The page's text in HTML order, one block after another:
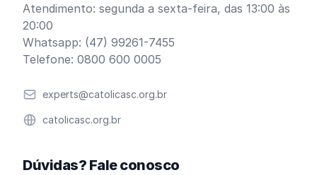
Atendimento: segunda a sexta-feira, das 13:00 às
20:00
Whatsapp: (47) 99261-7455
Telefone: 0800 600 0005
Emailexperts@catolicasc.org.br
Websitecatolicasc.org.br
Dúvidas? Fale conosco